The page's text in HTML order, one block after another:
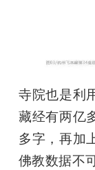
寺院也是利
藏经有两亿
多字，再加
佛教数据不